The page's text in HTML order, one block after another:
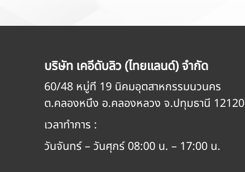
บริษัท เคอีดับลิว (ไทยแลนด์) จำกัด
60/48 หมู่ที่ 19 นิคมอุตสาหกรรมนวนคร
ต.คลองหนึ่ง อ.คลองหลวง จ.ปทุมธานี 12120
เวลาทำการ :
วันจันทร์ – วันศุกร์ 08:00 น. – 17:00 น.